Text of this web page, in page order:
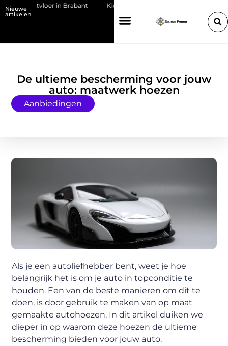
Nieuwe
artikelen
gietvloer in Brabant Kies de juiste HP toner voor jouw printer
De ultieme bescherming voor jouw
auto: maatwerk hoezen
Aanbiedingen
Als je een autoliefhebber bent, weet je hoe
belangrijk het is om je auto in topconditie te
houden. Een van de beste manieren om dit te
doen, is door gebruik te maken van op maat
gemaakte autohoezen. In dit artikel duiken we
dieper in op waarom deze hoezen de ultieme
bescherming bieden voor jouw auto.